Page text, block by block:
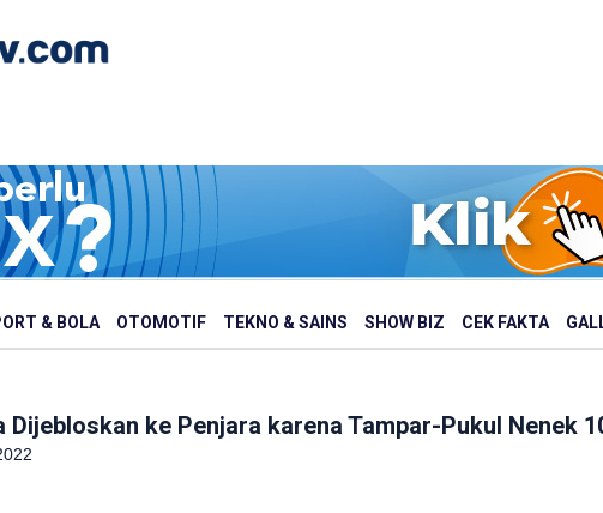
& BOLA OTOMOTIF TEKNO & SAINS SHOW BIZ CEK FAKTA
Dijebloskan ke Penjara karena Tampar-Pukul Nenek